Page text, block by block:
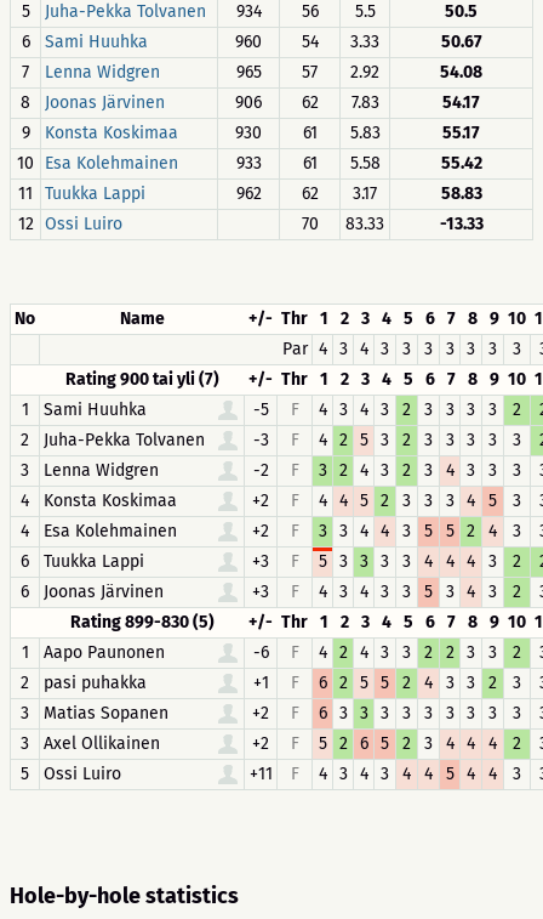
5
Juha-Pekka Tolvanen 934 56 5.5
50.5
6
Sami Huuhka 960 54 3.33
50.67
7
Lenna Widgren 965 57 2.92
54.08
8
Joonas Järvinen 906 62 7.83
54.17
9
Konsta Koskimaa 930 61 5.83
55.17
10
Esa Kolehmainen 933 61 5.58
55.42
11
Tuukka Lappi 962 62 3.17
58.83
12 Ossi Luiro 70 83.33 -13.33
No Name +/- Thr 1 2 3 4 5 6 7 8 9 10
Par 4 3 4 3 3 3 3 3 3 3
Rating 900 tai yli (7)
+/- Thr 1 2 3 4 5 6 7 8 9 10
1
Sami Huuhka -5 F 4 3 4 3 2 3 3 3 3 2
2
Juha-Pekka Tolvanen -3 F 4 2 5 3 2 3 3 3 3 3
3
Lenna Widgren -2 F 3 2 4 3 2 3 4 3 3 3
4
Konsta Koskimaa +2 F 4 4 5 2 3 3 3 4 5 3
4
Esa Kolehmainen +2 F 3 3 4 4 3 5 5 2 4 3
6
Tuukka Lappi +3 F 5 3 3 3 3 4 4 4 3 2
6
Joonas Järvinen +3 F 4 3 4 3 3 5 3 4 3 2
Rating 899-830 (5)
+/- Thr 1 2 3 4 5 6 7 8 9 10
1
Aapo Paunonen -6 F 4 2 4 3 3 2 2 3 3 2
2
pasi puhakka +1 F 6 2 5 5 2 4 3 3 2 3
3
Matias Sopanen +2 F 6 3 3 3 3 3 3 3 3 3
3
Axel Ollikainen +2 F 5 2 6 5 2 3 4 4 4 2
5
Ossi Luiro +11 F 4 3 4 3 4 4 5 4 4 3
Hole-by-hole statistics